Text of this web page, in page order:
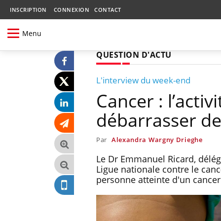
INSCRIPTION CONNEXION CONTACT
Menu
QUESTION D'ACTU
L'interview du week-end
Cancer :
débarrasser
Par Alexandra Wargny Drieghe
Le Dr Emmanuel Ricard,
Ligue nationale contre le
personne atteinte d'un